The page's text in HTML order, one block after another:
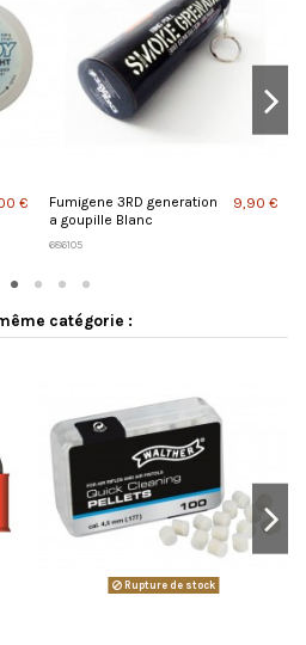
€
Fumigene 3RD generation
a goupille Blanc
686105
9,90 €
catégorie :
Rupture de stock